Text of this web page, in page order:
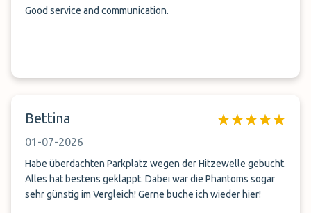
Good service and communication.
Bettina
01-07-2026
Habe überdachten Parkplatz wegen der Hitzewelle gebucht.
Alles hat bestens geklappt. Dabei war die Phantoms sogar
sehr günstig im Vergleich! Gerne buche ich wieder hier!